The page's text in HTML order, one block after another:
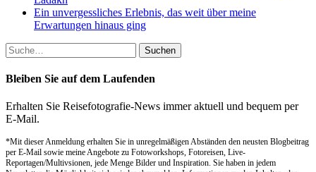
Ein unvergessliches Erlebnis, das weit über meine
Erwartungen hinaus ging
Suche
nach:
Bleiben Sie auf dem Laufenden
Erhalten Sie Reisefotografie-News immer aktuell und bequem per
E-Mail.
*Mit dieser Anmeldung erhalten Sie in unregelmäßigen Abständen den neusten Blogbeitrag
per E-Mail sowie meine Angebote zu Fotoworkshops, Fotoreisen, Live-
Reportagen/Multivsionen, jede Menge Bilder und Inspiration. Sie haben in jedem